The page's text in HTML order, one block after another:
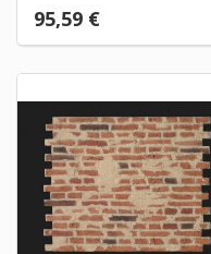
95,59 €